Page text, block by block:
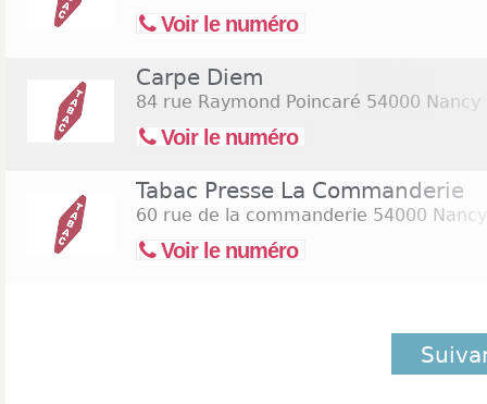
Voir le numéro
Carpe Diem
84 rue Raymond Poincaré 54000 Nancy
Voir le numéro
Tabac Presse La Commanderie
60 rue de la commanderie 54000 Nancy
Voir le numéro